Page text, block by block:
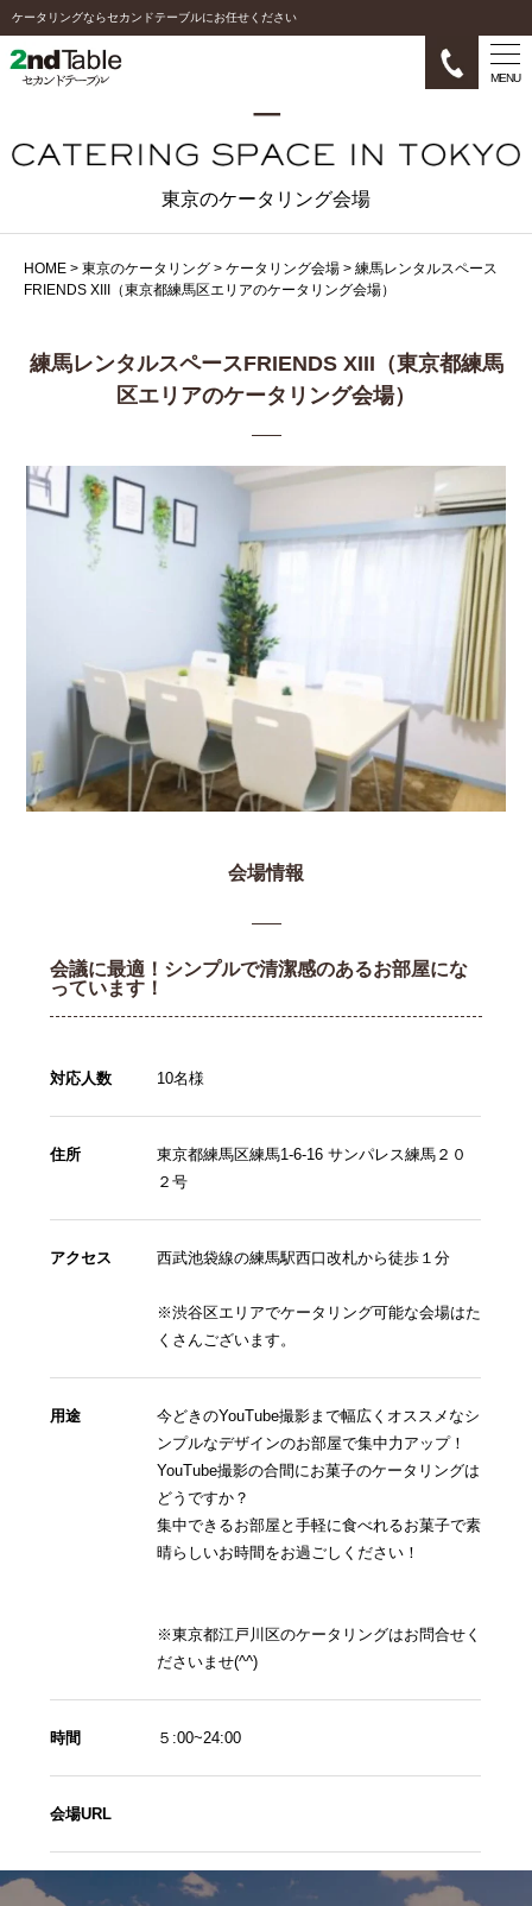
ケータリングならセカンドテーブルにお任せください
MENU
東京のケータリング会場
HOME > 東京のケータリング > ケータリング会場 > 練馬レンタルスペース
FRIENDS XIII（東京都練馬区エリアのケータリング会場）
練馬レンタルスペースFRIENDS XIII（東京都練馬
区エリアのケータリング会場）
会場情報
会議に最適！シンプルで清潔感のあるお部屋にな
っています！
対応人数 10名様
住所
東京都練馬区練馬1-6-16 サンパレス練馬２０
２号
アクセス 西武池袋線の練馬駅西口改札から徒歩１分
※渋谷区エリアでケータリング可能な会場はた
くさんございます。
用途
今どきのYouTube撮影まで幅広くオススメなシ
ンプルなデザインのお部屋で集中力アップ！
YouTube撮影の合間にお菓子のケータリングは
どうですか？
集中できるお部屋と手軽に食べれるお菓子で素
晴らしいお時間をお過ごしください！
※東京都江戸川区のケータリングはお問合せく
ださいませ(^^)
時間 ５:00~24:00
会場URL